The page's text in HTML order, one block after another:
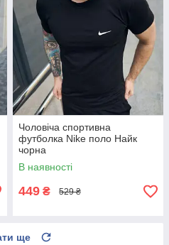
Чоловіча спортивна
футболка Nike поло Найк
чорна
В наявності
449 ₴ 529 ₴
ще